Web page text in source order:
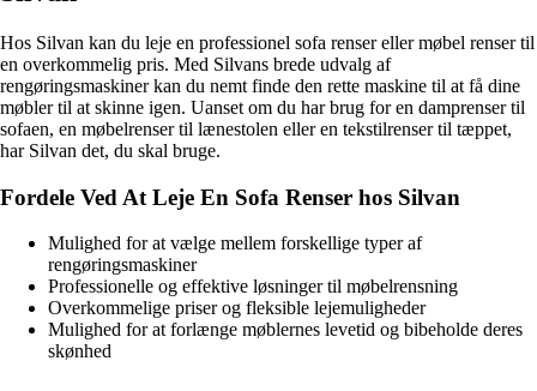
Hos Silvan kan du leje en professionel sofa renser eller møbel renser til
en overkommelig pris. Med Silvans brede udvalg af
rengøringsmaskiner kan du nemt finde den rette maskine til at få dine
møbler til at skinne igen. Uanset om du har brug for en damprenser til
sofaen, en møbelrenser til lænestolen eller en tekstilrenser til tæppet,
har Silvan det, du skal bruge.
Fordele Ved At Leje En Sofa Renser hos Silvan
Mulighed for at vælge mellem forskellige typer af
rengøringsmaskiner
Professionelle og effektive løsninger til møbelrensning
Overkommelige priser og fleksible lejemuligheder
Mulighed for at forlænge møblernes levetid og bibeholde deres
skønhed